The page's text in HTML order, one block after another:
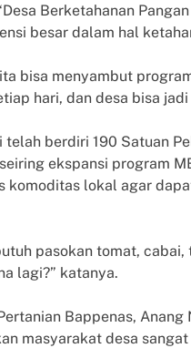
Berketahanan
besar dalam hal
bisa menyambut
hari, dan desa bisa
berdiri 190 Satuan
ekspansi program
komoditas lokal agar
pasokan tomat,
lagi?” katanya.
Bappenas,
masyarakat desa